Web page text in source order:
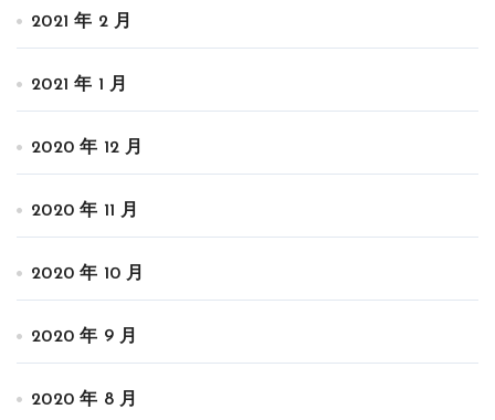
2021 年 2 月
2021 年 1 月
2020 年 12 月
2020 年 11 月
2020 年 10 月
2020 年 9 月
2020 年 8 月